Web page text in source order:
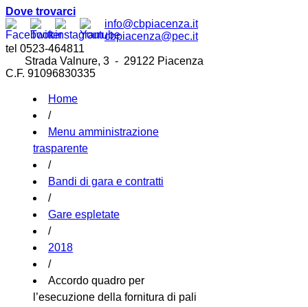
Dove trovarci
info@cbpiacenza.it
cbpiacenza@pec.it
tel 0523-464811
Strada Valnure, 3 - 29122 Piacenza
C.F. 91096830335
Home
/
Menu amministrazione
trasparente
/
Bandi di gara e contratti
/
Gare espletate
/
2018
/
Accordo quadro per
l’esecuzione della fornitura di pali